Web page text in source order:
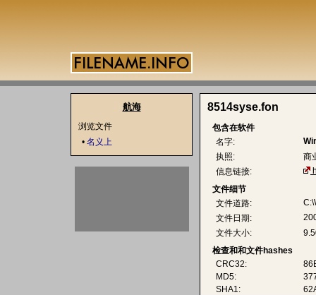
8514syse.fon
包含在软件
名字:
执照:
商
信息链接:
文件细节
文件道路:
文件日期:
文件大小:
检查和和文件hashes
CRC32:
MD5:
SHA1:
航海
浏览文件
• 名义上